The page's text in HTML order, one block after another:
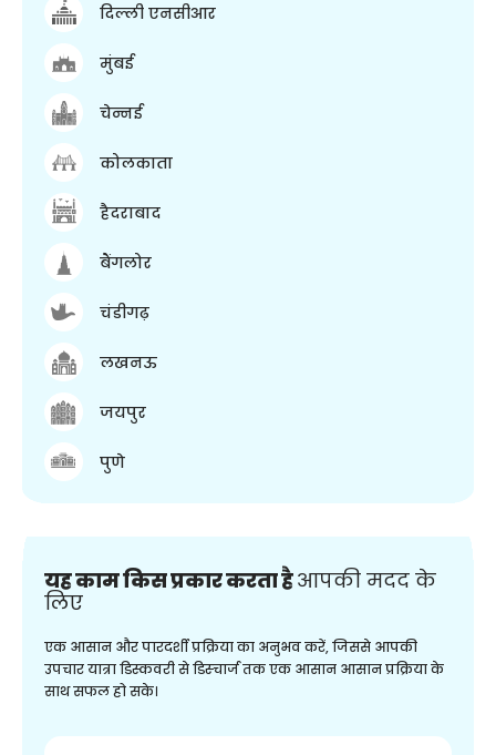
दिल्ली एनसीआर
मुंबई
चेन्नई
कोलकाता
हैदराबाद
बैंगलोर
चंडीगढ़
लखनऊ
जयपुर
पुणे
यह काम किस प्रकार करता हैआपकी मदद के
लिए
एक आसान और पारदर्शी प्रक्रिया का अनुभव करें, जिससे आपकी
उपचार यात्रा डिस्कवरी से डिस्चार्ज तक एक आसान आसान प्रक्रिया के
साथ सफल हो सके।